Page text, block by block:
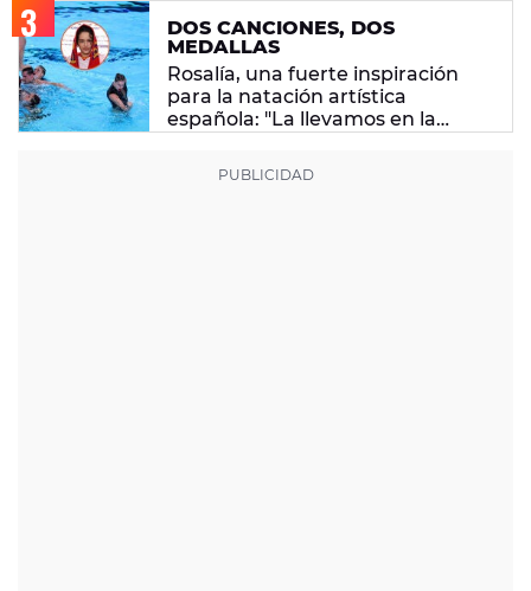
DOS CANCIONES, DOS
MEDALLAS
Rosalía, una fuerte inspiración
para la natación artística
española: "La llevamos en la